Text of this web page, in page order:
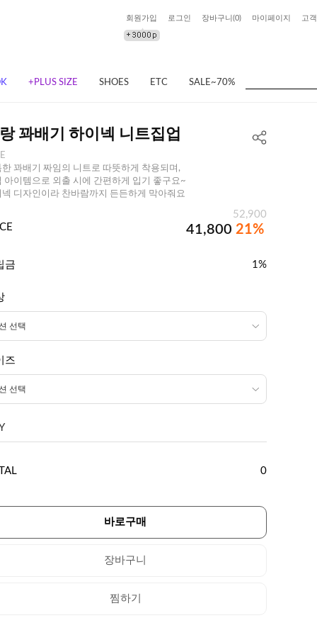
회원가입 로그인 장바구니(0) 마이페이지 고
+PLUS SIZE SHOES ETC SALE~70%
꽈배기 하이넥 니트집업
한 꽈배기 짜임의 니트로 따뜻하게 착용되며,
아이템으로 외출 시에 간편하게 입기 좋구요~
넥 디자인이라 찬바람까지 든든하게 막아줘요
52,900
41,800 21%
금 1%
즈
0
바로구매
장바구니
찜하기